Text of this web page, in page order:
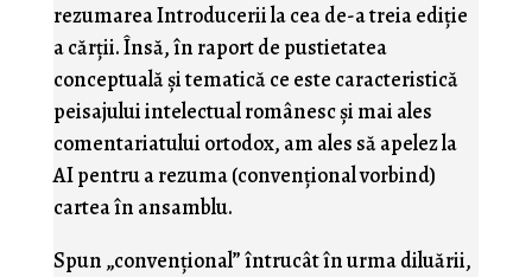
rezumarea Introducerii la cea de-a treia ediţie
a cărţii. Însă, în raport de pustietatea
conceptuală şi tematică ce este caracteristică
peisajului intelectual românesc şi mai ales
comentariatului ortodox, am ales să apelez la
AI pentru a rezuma (convenţional vorbind)
cartea în ansamblu.
Spun „convenţional” întrucât în urma diluării,